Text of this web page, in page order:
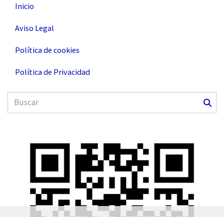
Inicio
Aviso Legal
Política de cookies
Política de Privacidad